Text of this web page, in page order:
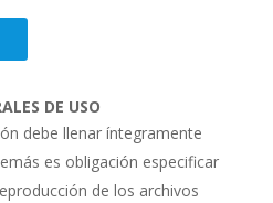
DE USO
debe llenar íntegramente
es obligación especificar
de los archivos